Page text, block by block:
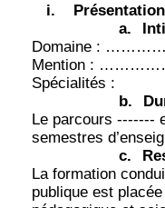
i.
Présentation
a.
Domaine :
Mention :
Spécialités :
b.
Le parcours -------
semestres
c.
La formation
publique est